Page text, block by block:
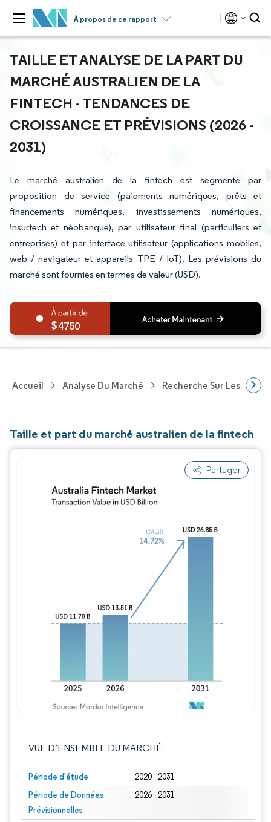
À propos de ce rapport
TAILLE ET ANALYSE DE LA PART DU
MARCHÉ AUSTRALIEN DE LA
FINTECH - TENDANCES DE
CROISSANCE ET PRÉVISIONS (2026 -
2031)
Le marché australien de la fintech est segmenté par
proposition de service (paiements numériques, prêts et
financements numériques, investissements numériques,
insurtech et néobanque), par utilisateur final (particuliers et
entreprises) et par interface utilisateur (applications mobiles,
web / navigateur et appareils TPE / IoT). Les prévisions du
marché sont fournies en termes de valeur (USD).
4750
Accueil Analyse Du Marché Recherche Sur Les
Taille et part du marché australien de la fintech
Partager
VUE D’ENSEMBLE DU MARCHÉ
Période d'étude 2020 - 2031
Période de Données
Prévisionnelles
2026 - 2031
Image © Mordor Intelligence. La